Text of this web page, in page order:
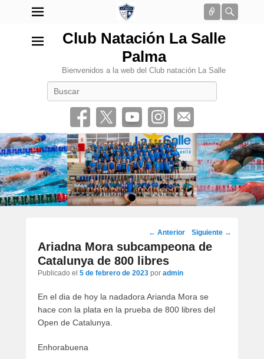
Conectar
Club Natación La Salle
Palma
Bienvenidos a la web del Club natación La Salle
•
Navegación
por
los
artículos
← Anterior Siguiente →
Ariadna Mora subcampeona de
Catalunya de 800 libres
Publicado el 5 de febrero de 2023 por admin
En el dia de hoy la nadadora Arianda Mora se
hace con la plata en la prueba de 800 libres del
Open de Catalunya.
Enhorabuena